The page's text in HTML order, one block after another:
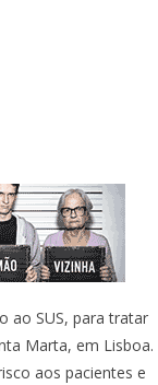
ao SUS, para tratar
Marta, em Lisboa.
aos pacientes e